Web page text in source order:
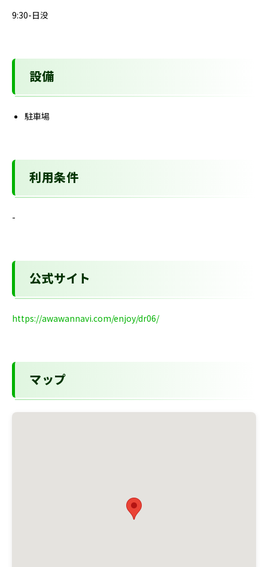
9:30-日没
設備
駐車場
利用条件
-
公式サイト
https://awawannavi.com/enjoy/dr06/
マップ